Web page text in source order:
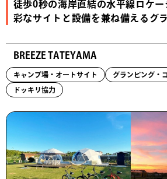
徒歩0秒の海岸直結の水平線ロケ
彩なサイトと設備を兼ね備えるグ
BREEZE TATEYAMA
キャンプ場・オートサイト グランピング・
ドッキリ協力